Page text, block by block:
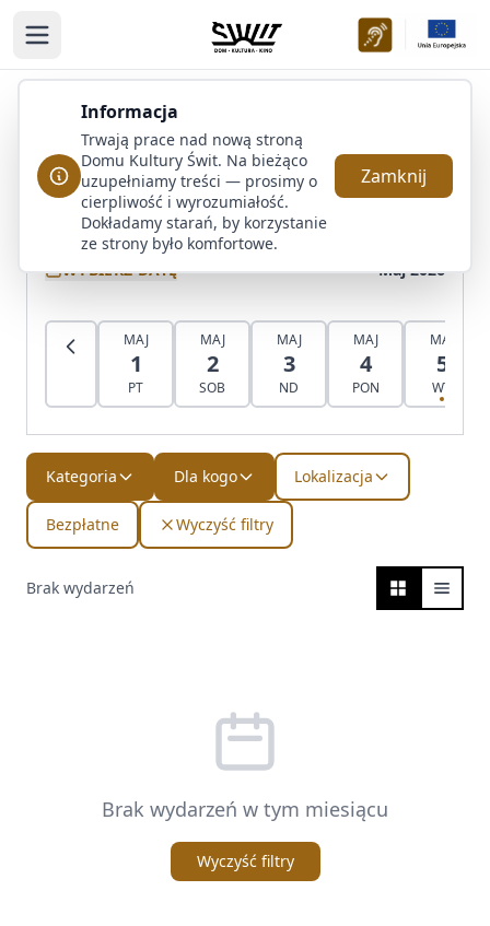
Informacja
Trwają prace nad nową stroną
Domu Kultury Świt. Na bieżąco
uzupełniamy treści — prosimy o
cierpliwość i wyrozumiałość.
Dokładamy starań, by korzystanie
ze strony było komfortowe.
Zamknij
Kalendarz wydarzeń
Odkryj nadchodzące wydarzenia i zaplanuj swój czas
z nami
WYBIERZ DATĘ Maj 2026
MAJ
1
PT
MAJ
2
SOB
MAJ
3
ND
MAJ
4
PON
MAJ
5
WT
Kategoria Dla kogo Lokalizacja
Bezpłatne Wyczyść filtry
Brak wydarzeń
Brak wydarzeń w tym miesiącu
Wyczyść filtry